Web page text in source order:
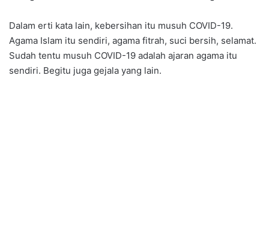
Dalam erti kata lain, kebersihan itu musuh COVID-19.
Agama Islam itu sendiri, agama fitrah, suci bersih, selamat.
Sudah tentu musuh COVID-19 adalah ajaran agama itu
sendiri. Begitu juga gejala yang lain.